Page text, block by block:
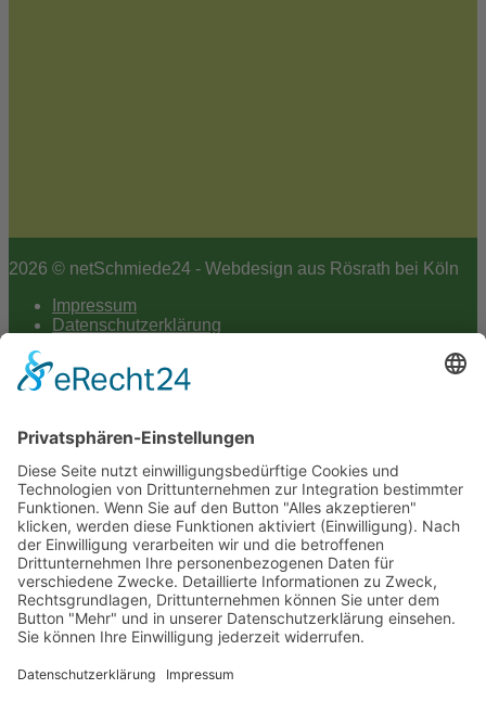
2026 © netSchmiede24 - Webdesign aus Rösrath bei Köln
Impressum
Datenschutzerklärung
Cookie-Einstellungen
to
top